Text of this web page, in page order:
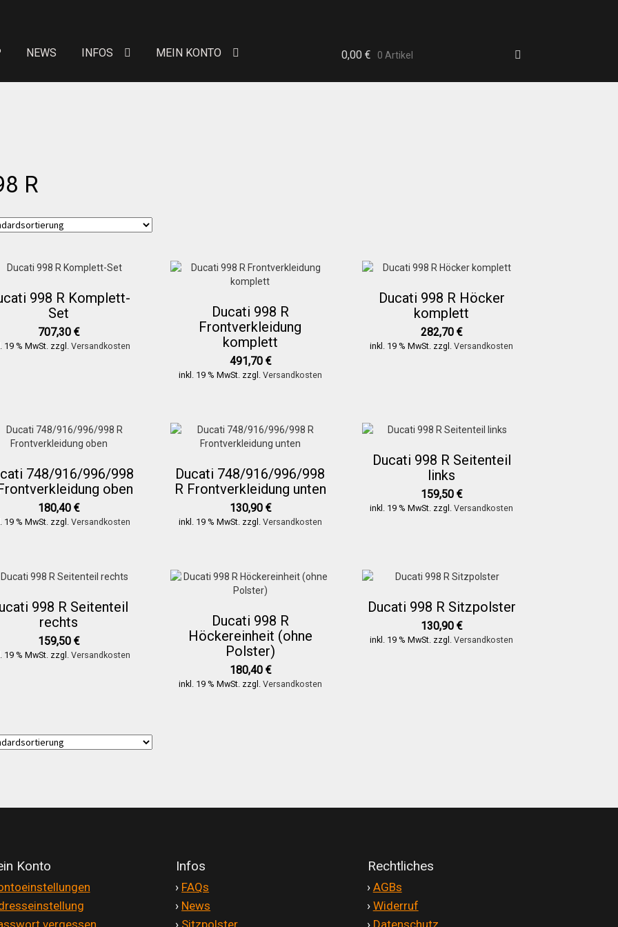
NEWS INFOS MEIN KONTO
Sitzpolster
Konto Allgemeine Geschäftsbedingungen
Datenschutzerklärung
0,00 € 0 Artikel
R
998 R Komplett-
Set
707,30€
19 % MwSt. zzgl.Versandkosten
Ducati 998 R
Frontverkleidung
komplett
491,70 €
inkl. 19 % MwSt. zzgl. Versandkosten
Ducati 998 R Höcker
komplett
282,70€
inkl. 19 % MwSt. zzgl.Versandkosten
748/916/996/998
oben
180,40€
19 % MwSt. zzgl.Versandkosten
Ducati 748/916/996/998
R Frontverkleidung unten
130,90 €
inkl. 19 % MwSt. zzgl. Versandkosten
Ducati 998 R Seitenteil
links
159,50€
inkl. 19 % MwSt. zzgl.Versandkosten
998 R Seitenteil
rechts
159,50€
19 % MwSt. zzgl.Versandkosten
Ducati 998 R
Höckereinheit (ohne
Polster)
180,40 €
inkl. 19 % MwSt. zzgl. Versandkosten
Ducati 998 R Sitzpolster
130,90€
inkl. 19 % MwSt. zzgl.Versandkosten
Konto Infos
› FAQs
› News
Rechtliches
› AGBs
› Widerruf